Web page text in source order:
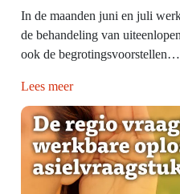
In de maanden juni en juli
de behandeling van
ook de begrotingsvoorstellen…
Lees meer